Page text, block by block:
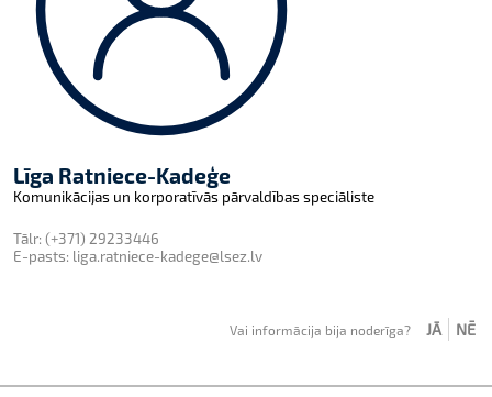
Līga Ratniece-Kadeģe
Komunikācijas un korporatīvās pārvaldības speciāliste
Tālr: (+371) 29233446
E-pasts: liga.ratniece-kadege@lsez.lv
Vai informācija bija noderīga? JĀ NĒ